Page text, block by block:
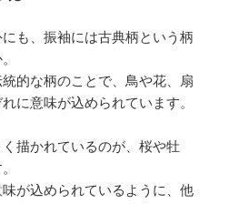
も、振袖には古典柄という柄
的な柄のことで、鳥や花、扇
に意味が込められています。
描かれているのが、桜や牡
が込められているように、他